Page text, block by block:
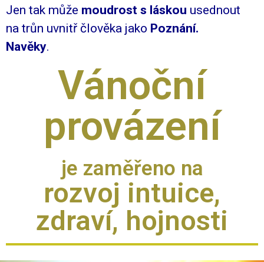
Jen tak může moudrost s láskou usednout
na trůn uvnitř člověka jako Poznání.
Navěky.
Vánoční
provázení
je zaměřeno na
rozvoj intuice,
zdraví, hojnosti